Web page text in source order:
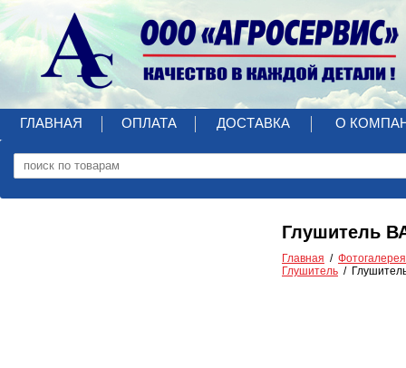
ГЛАВНАЯ ОПЛАТА ДОСТАВКА О
Глушитель
Главная
Фотогалерея
Глушитель